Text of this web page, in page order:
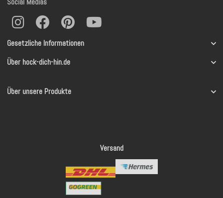
Gesetzliche Informationen
Über hock-dich-hin.de
Über unsere Produkte
Social Medias
Versand